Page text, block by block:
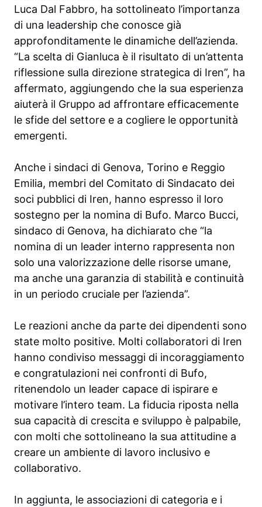
Luca Dal Fabbro, ha sottolineato l’importanza
di una leadership che conosce già
approfonditamente le dinamiche dell’azienda.
“La scelta di Gianluca è il risultato di un’attenta
riflessione sulla direzione strategica di Iren”, ha
affermato, aggiungendo che la sua esperienza
aiuterà il Gruppo ad affrontare efficacemente
le sfide del settore e a cogliere le opportunità
emergenti.
Anche i sindaci di Genova, Torino e Reggio
Emilia, membri del Comitato di Sindacato dei
soci pubblici di Iren, hanno espresso il loro
sostegno per la nomina di Bufo. Marco Bucci,
sindaco di Genova, ha dichiarato che “la
nomina di un leader interno rappresenta non
solo una valorizzazione delle risorse umane,
ma anche una garanzia di stabilità e continuità
in un periodo cruciale per l’azienda”.
Le reazioni anche da parte dei dipendenti sono
state molto positive. Molti collaboratori di Iren
hanno condiviso messaggi di incoraggiamento
e congratulazioni nei confronti di Bufo,
ritenendolo un leader capace di ispirare e
motivare l’intero team. La fiducia riposta nella
sua capacità di crescita e sviluppo è palpabile,
con molti che sottolineano la sua attitudine a
creare un ambiente di lavoro inclusivo e
collaborativo.
In aggiunta, le associazioni di categoria e i